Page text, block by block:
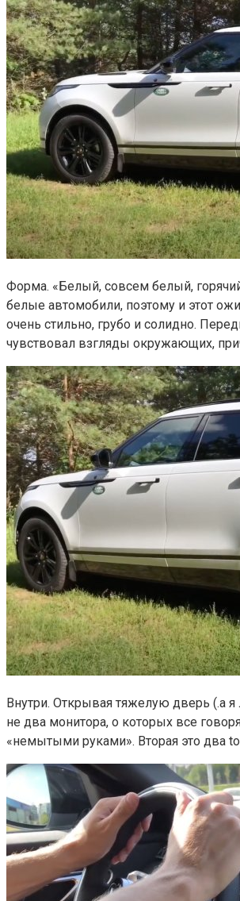
Форма. «Белый, совсем белый,
белые автомобили, поэтому и этот
очень стильно, грубо и солидно.
чувствовал взгляды окружающих,
Внутри. Открывая тяжелую дверь (.а
не два монитора, о которых все
«немытыми руками». Вторая это два